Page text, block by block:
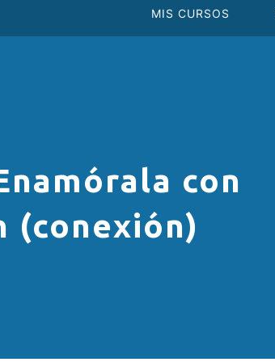
MIS CURSOS
con
(conexión)